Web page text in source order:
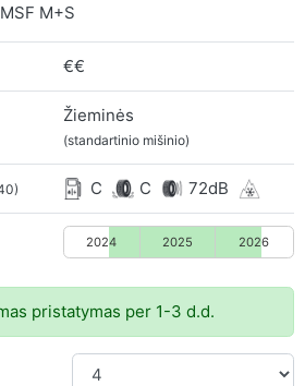
M+S
€€
Žieminės
(standartinio mišinio)
C C 72dB
2024 2025 2026
pristatymas per 1-3 d.d.